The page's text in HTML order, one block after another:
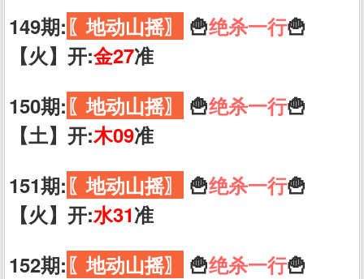
149期:〖地动山摇〗 🍟绝杀一行🍟
【火】开:金27准
150期:〖地动山摇〗 🍟绝杀一行🍟
【土】开:木09准
151期:〖地动山摇〗 🍟绝杀一行🍟
【火】开:水31准
152期:〖地动山摇〗 🍟绝杀一行🍟